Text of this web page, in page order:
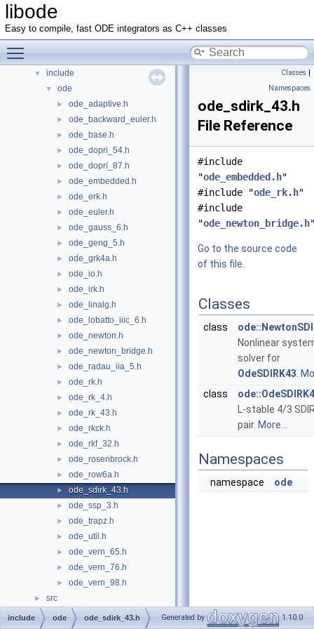
libode
Easy to compile, fast ODE integrators as C++ classes
► Namespaces
► Classes
▼ Files
▼
▼ include
▼ ode
► ode_adaptive.h
► ode_backward_euler.h
► ode_base.h
► ode_dopri_54.h
► ode_dopri_87.h
► ode_embedded.h
► ode_erk.h
► ode_euler.h
► ode_gauss_6.h
► ode_geng_5.h
► ode_grk4a.h
► ode_io.h
► ode_irk.h
► ode_linalg.h
► ode_lobatto_iiic_6.h
► ode_newton.h
► ode_newton_bridge.h
► ode_radau_iia_5.h
► ode_rk.h
► ode_rk_4.h
► ode_rk_43.h
► ode_rkck.h
► ode_rkf_32.h
► ode_rosenbrock.h
► ode_row6a.h
► ode_sdirk_43.h
► ode_ssp_3.h
► ode_trapz.h
► ode_util.h
► ode_vern_65.h
► ode_vern_76.h
► ode_vern_98.h
► src
Classes |
Namespaces
ode_sdirk_43.h
File Reference
#include
"ode_embedded.h"
#include "ode_rk.h"
#include
"ode_newton_bridge.h
Go to the source code
of this file.
Classes
class
Nonlinear
solver for
OdeSDIRK43
class
L-stable 4/3
pair. More...
Namespaces
namespace ode
include ode ode_sdirk_43.h Generated by 1.10.0